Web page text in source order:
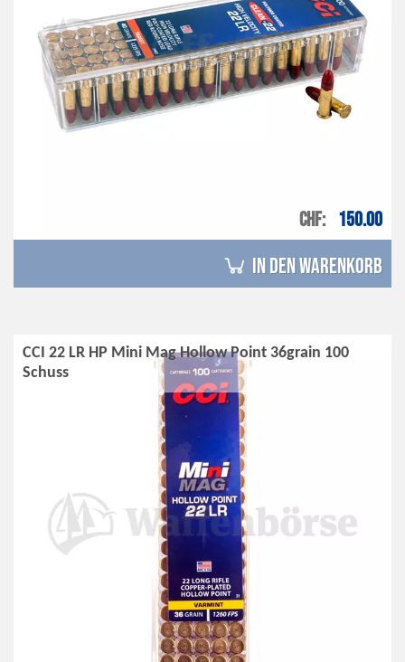
CHF 150.00
in den Warenkorb
CCI 22 LR HP Mini Mag Hollow Point 36grain 100
Schuss